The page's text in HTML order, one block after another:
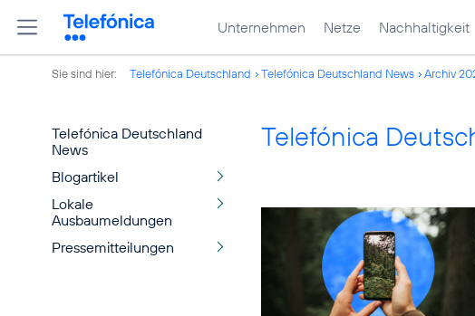
Unternehmen Netze Nachhaltigkeit
Sie sind hier: Telefónica Deutschland Telefónica Deutschland News Archiv
Telefónica Deutschland
News
Blogartikel
Lokale
Ausbaumeldungen
Pressemitteilungen
Telefónica